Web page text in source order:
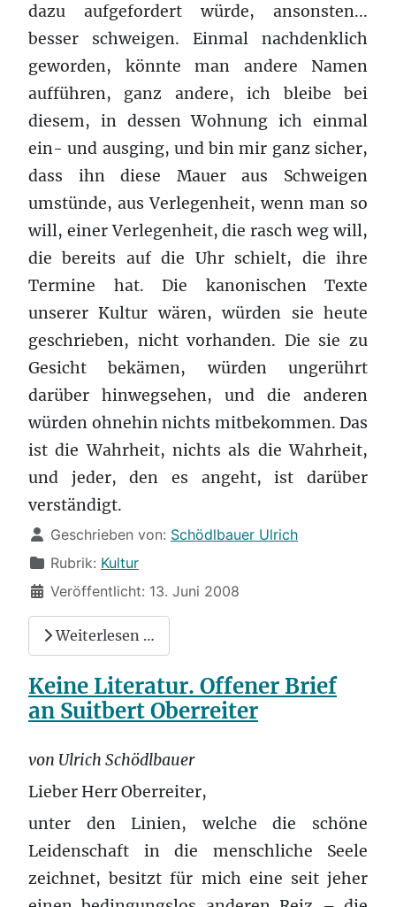
dazu aufgefordert würde, ansonsten...
besser schweigen. Einmal nachdenklich
geworden, könnte man andere Namen
aufführen, ganz andere, ich bleibe bei
diesem, in dessen Wohnung ich einmal
ein- und ausging, und bin mir ganz sicher,
dass ihn diese Mauer aus Schweigen
umstünde, aus Verlegenheit, wenn man so
will, einer Verlegenheit, die rasch weg will,
die bereits auf die Uhr schielt, die ihre
Termine hat. Die kanonischen Texte
unserer Kultur wären, würden sie heute
geschrieben, nicht vorhanden. Die sie zu
Gesicht bekämen, würden ungerührt
darüber hinwegsehen, und die anderen
würden ohnehin nichts mitbekommen. Das
ist die Wahrheit, nichts als die Wahrheit,
und jeder, den es angeht, ist darüber
verständigt.
Details
Geschrieben von: Schödlbauer Ulrich
Rubrik: Kultur
Veröffentlicht: 13. Juni 2008
Weiterlesen …
Keine Literatur. Offener Brief
an Suitbert Oberreiter
von Ulrich Schödlbauer
Lieber Herr Oberreiter,
unter den Linien, welche die schöne
Leidenschaft in die menschliche Seele
zeichnet, besitzt für mich eine seit jeher